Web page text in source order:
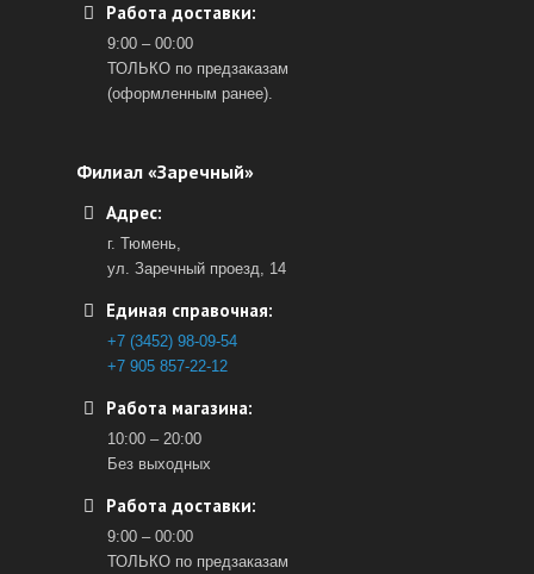
Работа доставки:
9:00 – 00:00
ТОЛЬКО по предзаказам
(оформленным ранее).
Филиал «Заречный»
Адрес:
г. Тюмень,
ул. Заречный проезд, 14
Единая справочная:
+7 (3452) 98-09-54
+7 905 857-22-12
Работа магазина:
10:00 – 20:00
Без выходных
Работа доставки:
9:00 – 00:00
ТОЛЬКО по предзаказам